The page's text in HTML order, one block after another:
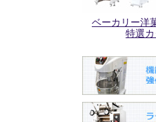
ベーカリー洋
特選